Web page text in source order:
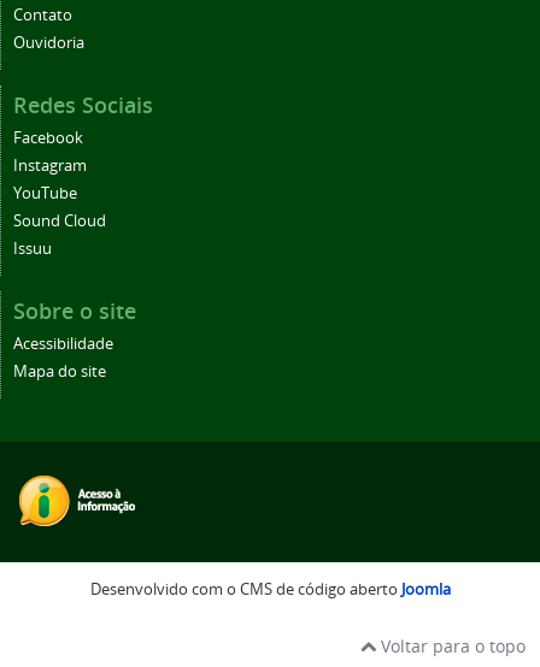
Contato
Ouvidoria
Redes Sociais
Facebook
Instagram
YouTube
Sound Cloud
Issuu
Sobre o site
Acessibilidade
Mapa do site
Desenvolvido com o CMS de código aberto Joomla
Voltar para o topo